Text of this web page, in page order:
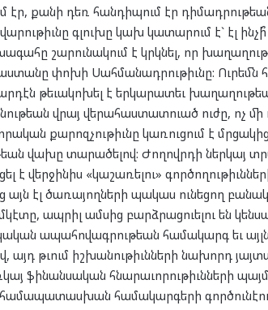
էր, քանի դեռ հանդիպում էր
գլուխը կախ կատարում է` էլ
շարունակում է կրկնել, որ
փոխի Սահմանադրութիւնը: Ուրեմն
թեւակոխել է երկարատեւ
վրայ վերահաստատուած ուժը, ոչ մի
քարոզչութիւնը կառուցում է
վախը տարածելով: Ժողովրդի ներկայ
է վերջինիս «կաշառելու»
այն էլ ծառայողների պակաս ունեցող
ապրիլ ամսից բարձրացուելու են
ապահովագրութեան համակարգ եւ
այդ թւում իշխանութիւնների նախորդ
ֆինանսական հնարաւորութիւնների
համակարգերի